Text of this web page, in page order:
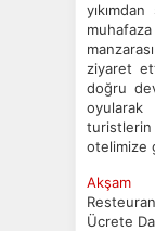
ziyaret
doğru
oyularak
otelimize
Ücrete